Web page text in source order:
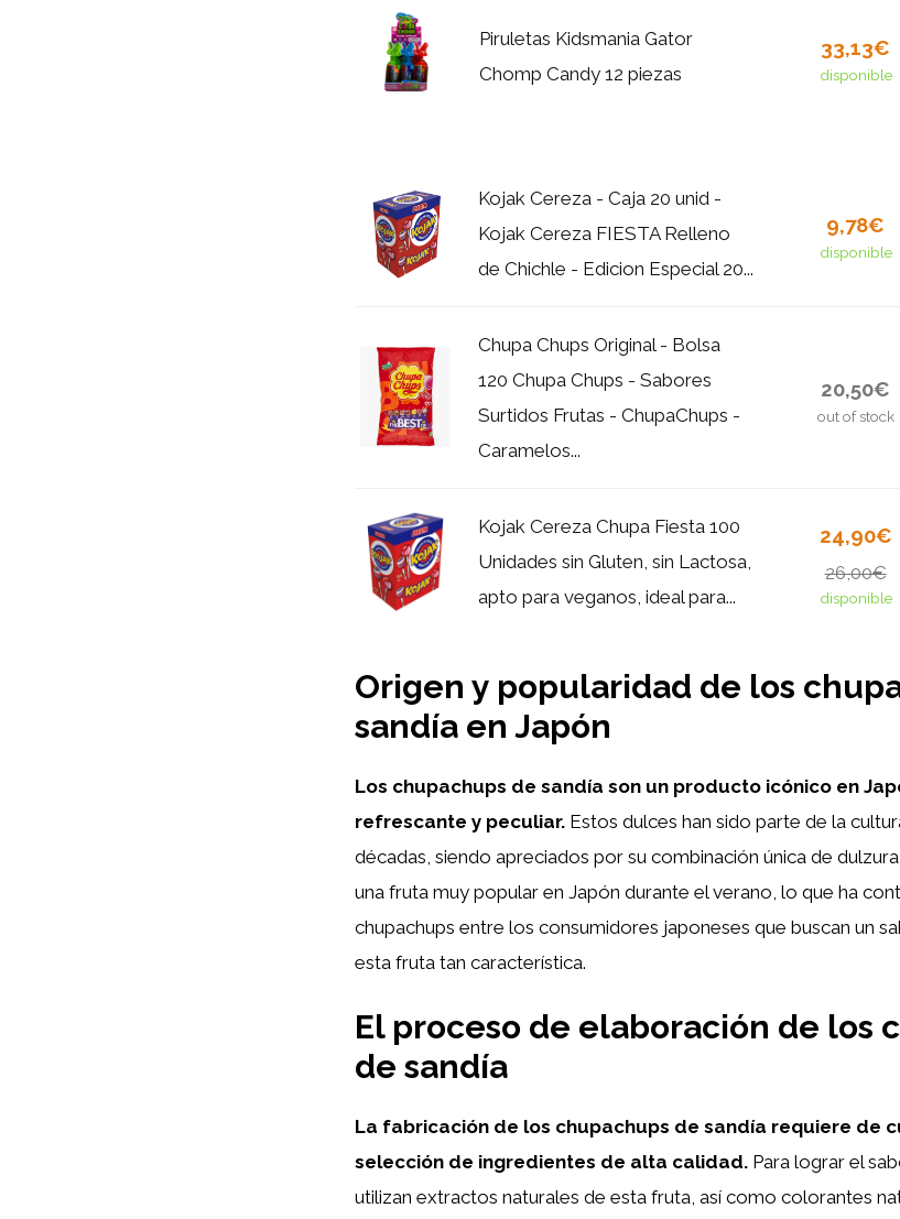
Piruletas Kidsmania Gator
Chomp Candy 12 piezas
33,13€
disponible
Kojak Cereza - Caja 20 unid -
Kojak Cereza FIESTA Relleno
de Chichle - Edicion Especial 20...
9,78€
disponible
Chupa Chups Original - Bolsa
120 Chupa Chups - Sabores
Surtidos Frutas - ChupaChups -
Caramelos...
20,50€
out of stock
Kojak Cereza Chupa Fiesta 100
Unidades sin Gluten, sin Lactosa,
apto para veganos, ideal para...
24,90€
26,00€
disponible
Origen y popularidad de los
sandía en Japón
Los chupachups de sandía son un producto icónico en
refrescante y peculiar. Estos dulces han sido parte de la
décadas, siendo apreciados por su combinación única de
una fruta muy popular en Japón durante el verano, lo que ha
chupachups entre los consumidores japoneses que buscan un
esta fruta tan característica.
El proceso de elaboración de los
de sandía
La fabricación de los chupachups de sandía requiere de
selección de ingredientes de alta calidad. Para lograr el
utilizan extractos naturales de esta fruta, así como colorantes